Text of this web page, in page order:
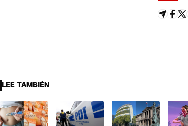
LEE TAMBIÉN